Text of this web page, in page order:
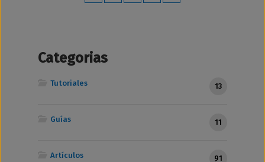
Categorias
Tutoriales 13
Guías 11
Artículos 91